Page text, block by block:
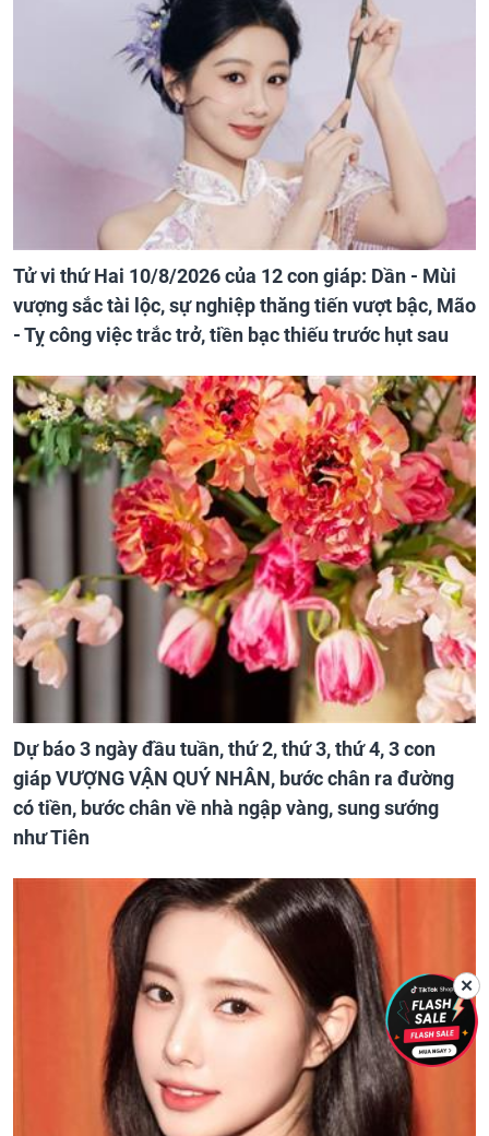
Tử vi thứ Hai 10/8/2026 của 12 con giáp: Dần - Mùi
vượng sắc tài lộc, sự nghiệp thăng tiến vượt bậc, Mão
- Tỵ công việc trắc trở, tiền bạc thiếu trước hụt sau
Dự báo 3 ngày đầu tuần, thứ 2, thứ 3, thứ 4, 3 con
giáp VƯỢNG VẬN QUÝ NHÂN, bước chân ra đường
có tiền, bước chân về nhà ngập vàng, sung sướng
như Tiên
✕